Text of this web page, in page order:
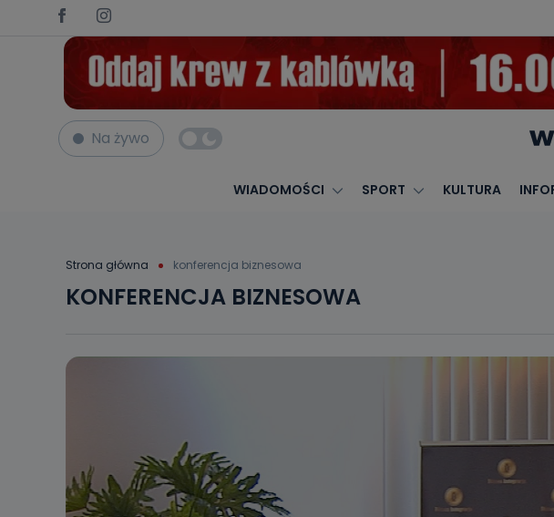
Na żywo
WIADOMOŚCI SPORT KULTURA
Strona główna konferencja biznesowa
KONFERENCJA BIZNESOWA